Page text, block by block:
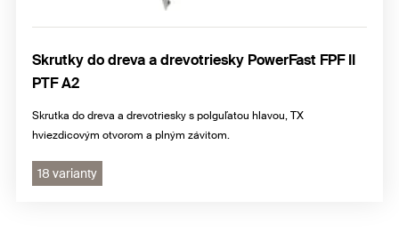
Skrutky do dreva a drevotriesky PowerFast FPF II
PTF A2
Skrutka do dreva a drevotriesky s polguľatou hlavou, TX
hviezdicovým otvorom a plným závitom.
18 varianty